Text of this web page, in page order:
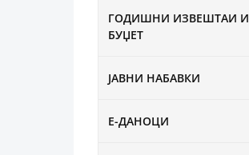
ГОДИШНИ ИЗВЕШТАИ И
БУЏЕТ
ЈАВНИ НАБАВКИ
Е-ДАНОЦИ